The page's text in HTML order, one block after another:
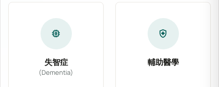
memory
失智症
(Dementia)
health_and_safety
輔助醫學